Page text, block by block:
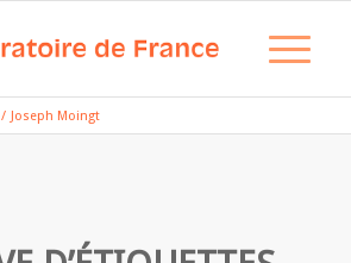
/ Joseph Moingt